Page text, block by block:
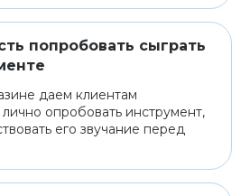
попробовать сыграть
даем клиентам
опробовать инструмент,
его звучание перед